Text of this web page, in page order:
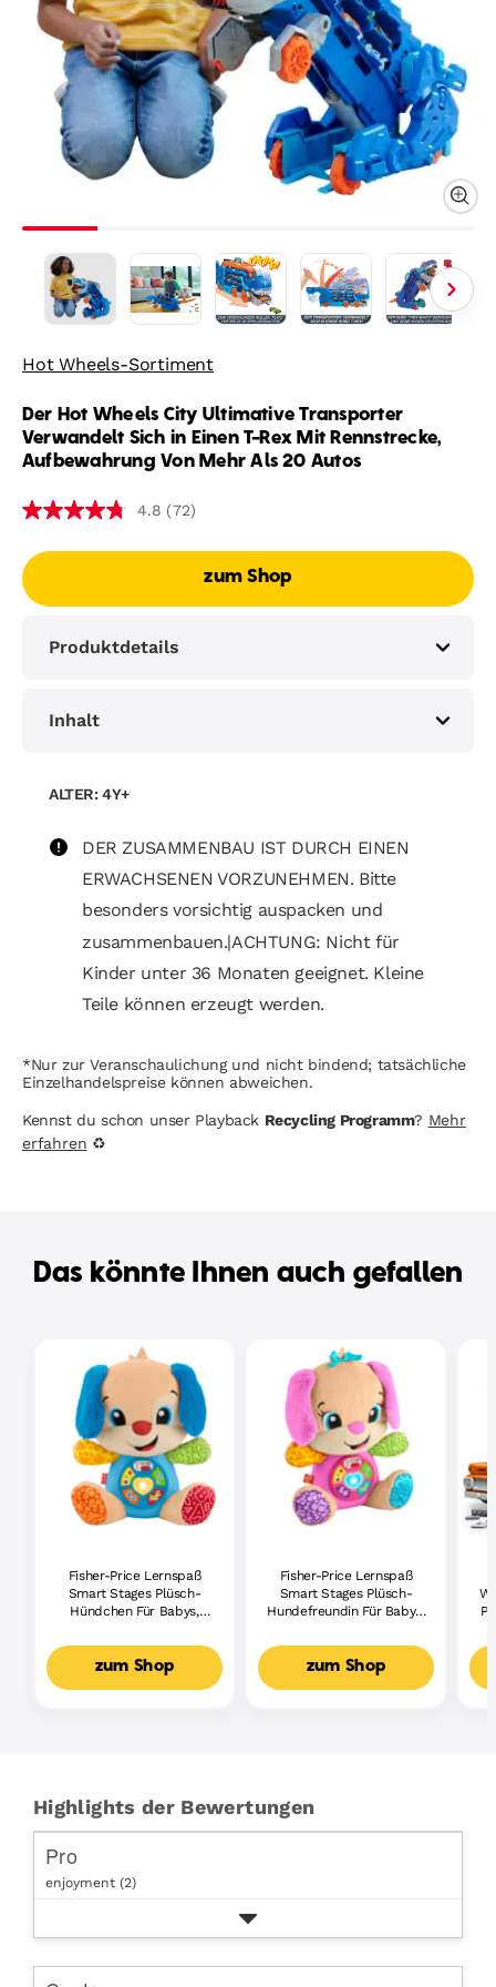
Hot Wheels-Sortiment
Der Hot Wheels City Ultimative Transporter
Verwandelt Sich in Einen T-Rex Mit Rennstrecke,
Aufbewahrung Von Mehr Als 20 Autos
4.8 (72)
zum Shop
Produktdetails
Inhalt
ALTER: 4Y+
DER ZUSAMMENBAU IST DURCH EINEN
ERWACHSENEN VORZUNEHMEN. Bitte
besonders vorsichtig auspacken und
zusammenbauen.|ACHTUNG: Nicht für
Kinder unter 36 Monaten geeignet. Kleine
Teile können erzeugt werden.
*Nur zur Veranschaulichung und nicht bindend; tatsächliche
Einzelhandelspreise können abweichen.
Kennst du schon unser Playback Recycling Programm? Mehr
erfahren ♻
Das könnte Ihnen auch gefallen
Fisher-Price Lernspaß
Smart Stages Plüsch-
Hündchen Für Babys,
Lernspielzeug,
Mehrsprachige Version
zum Shop
Fisher-Price Lernspaß
Smart Stages Plüsch-
Hundefreundin Für Babys,
Lernspielzeug,
Mehrsprachige Version
zum Shop
Highlights der Bewertungen
Pro
enjoyment (2)